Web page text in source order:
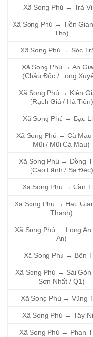
Xã Song Phú → Trà
Xã Song Phú → Tiền
Tho)
Xã Song Phú → Sóc
Xã Song Phú → An
(Châu Đốc / Long
Xã Song Phú → Kiên
(Rạch Giá / Hà Tiên)
Xã Song Phú → Bạc
Xã Song Phú → Cà
Mũi / Mũi Cà Mau)
Xã Song Phú → Đồng
(Cao Lãnh / Sa Đéc)
Xã Song Phú → Cần
Xã Song Phú → Hậu
Thanh)
Xã Song Phú → Long An
An)
Xã Song Phú → Bến
Xã Song Phú → Sài Gòn
Sơn Nhất / Q1)
Xã Song Phú → Vũng
Xã Song Phú → Tây
Xã Song Phú → Phan